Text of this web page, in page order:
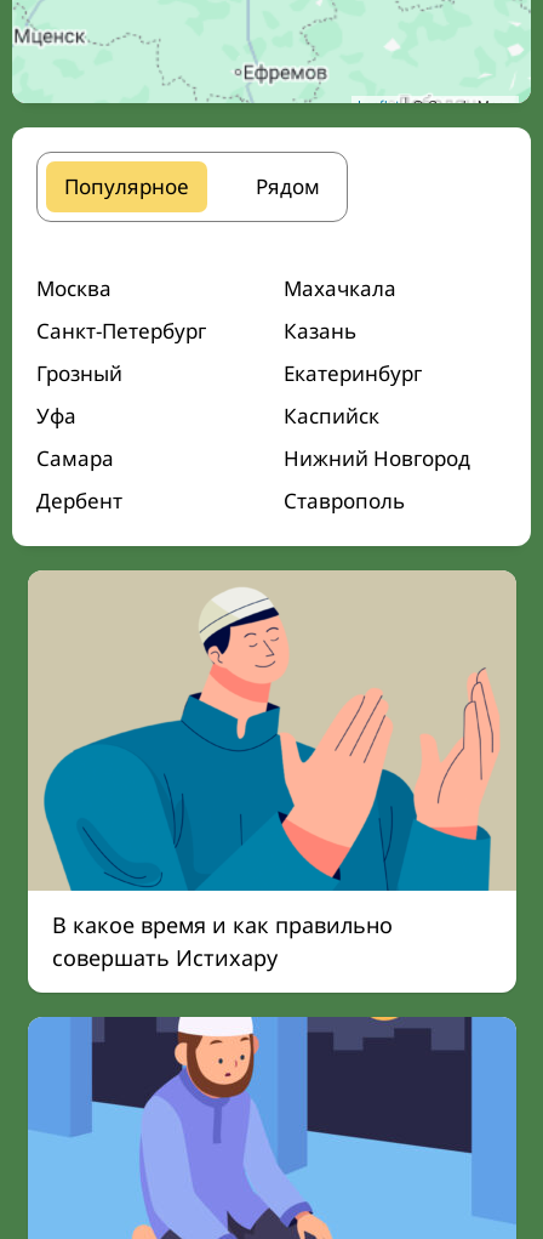
Leaflet| © Google Maps
Популярное Рядом
Москва
Махачкала
Санкт-Петербург
Казань
Грозный
Екатеринбург
Уфа
Каспийск
Самара
Нижний Новгород
Дербент
Ставрополь
В какое время и как правильно
совершать Истихару